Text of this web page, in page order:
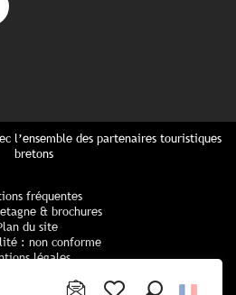
l’ensemble des partenaires touristiques
bretons
fréquentes
& brochures
du site
: non conforme
légales
cookies